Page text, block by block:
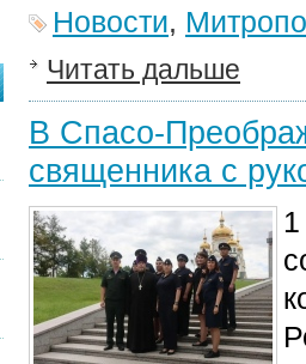
Новости,
Читать дальше
В Спасо-
священника с